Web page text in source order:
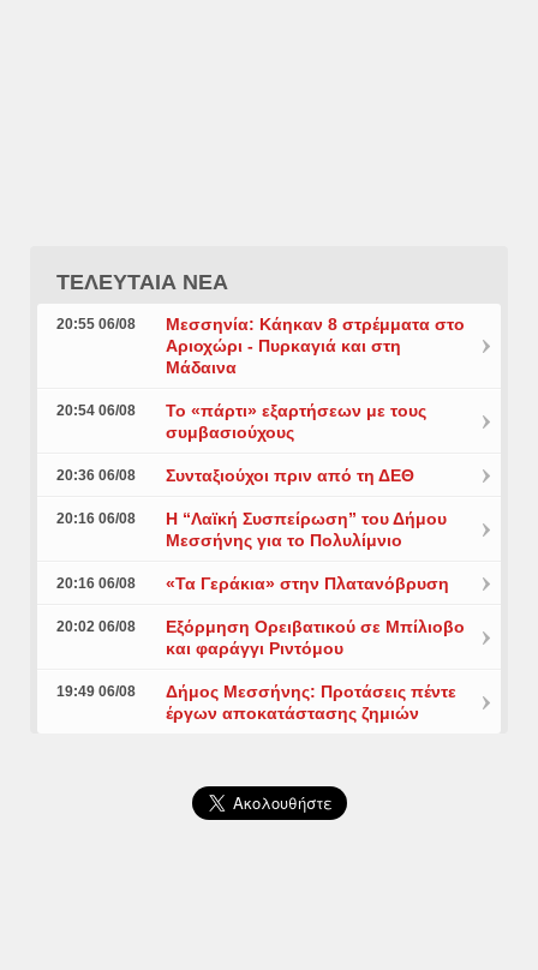
ΤΕΛΕΥΤΑΙΑ ΝΕΑ
20:55 06/08
Μεσσηνία: Κάηκαν 8 στρέμματα στο
Αριοχώρι - Πυρκαγιά και στη
Μάδαινα
20:54 06/08
Το «πάρτι» εξαρτήσεων με τους
συμβασιούχους
20:36 06/08 Συνταξιούχοι πριν από τη ΔΕΘ
20:16 06/08
Η “Λαϊκή Συσπείρωση” του Δήμου
Μεσσήνης για το Πολυλίμνιο
20:16 06/08 «Τα Γεράκια» στην Πλατανόβρυση
20:02 06/08
Εξόρμηση Ορειβατικού σε Μπίλιοβο
και φαράγγι Ριντόμου
19:49 06/08
Δήμος Μεσσήνης: Προτάσεις πέντε
έργων αποκατάστασης ζημιών